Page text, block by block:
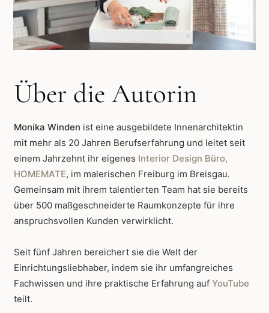
Über die Autorin
Monika Winden ist eine ausgebildete Innenarchitektin
mit mehr als 20 Jahren Berufserfahrung und leitet seit
einem Jahrzehnt ihr eigenes Interior Design Büro,
HOMEMATE, im malerischen Freiburg im Breisgau.
Gemeinsam mit ihrem talentierten Team hat sie bereits
über 500 maßgeschneiderte Raumkonzepte für ihre
anspruchsvollen Kunden verwirklicht.
Seit fünf Jahren bereichert sie die Welt der
Einrichtungsliebhaber, indem sie ihr umfangreiches
Fachwissen und ihre praktische Erfahrung auf YouTube
teilt.